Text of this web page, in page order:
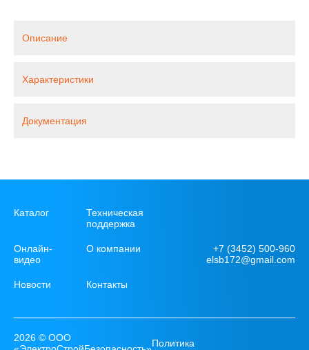
Описание
Характеристики
Документация
Каталог
Техническая
поддержка
Онлайн-
видео
О компании
Новости Контакты
+7 (3452) 500-960
elsb172@gmail.com
2026 © ООО
Политика